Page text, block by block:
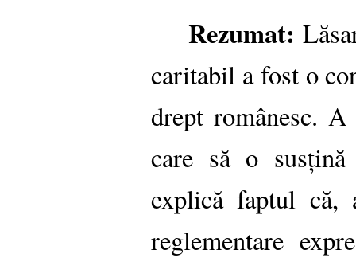
Rezumat:
caritabil a fost o
drept românesc.
care să o
explică faptul că,
reglementare